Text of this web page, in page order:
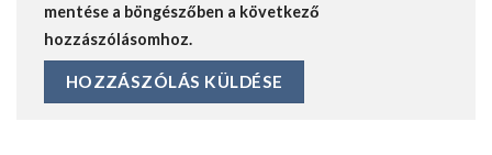
mentése a böngészőben a következő
hozzászólásomhoz.